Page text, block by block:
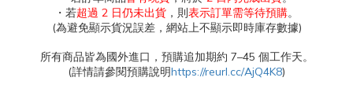
・若超過 2 日仍未出貨 ，則表示訂單需等待預購。
(為避免顯示貨況誤差，網站上不顯示即時庫存數據)
所有商品皆為國外進口，預購追加期約 7–45 個工作天。
(詳情請參閱預購說明https://reurl.cc/AjQ4K8)